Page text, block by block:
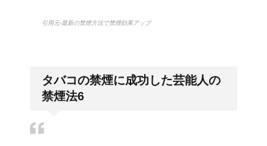
引用元-最新の禁煙方法で禁煙効果アップ
タバコの禁煙に成功した芸能人の
禁煙法6